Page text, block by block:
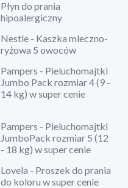
Płyn do prania
hipoalergiczny
Nestle - Kaszka mleczno-
ryżowa 5 owoców
Pampers - Pieluchomajtki
Jumbo Pack rozmiar 4 (9 -
14 kg) w super cenie
Pampers - Pieluchomajtki
JumboPack rozmiar 5 (12
- 18 kg) w super cenie
Lovela - Proszek do prania
do koloru w super cenie